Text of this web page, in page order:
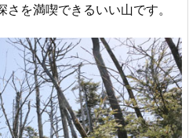
を満喫できるいい山です。